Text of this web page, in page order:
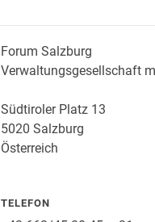
Forum Salzburg
Verwaltungsgesellschaft
Südtiroler Platz 13
5020 Salzburg
Österreich
TELEFON